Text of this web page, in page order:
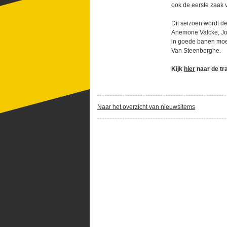
ook de eerste zaak
Dit seizoen wordt
Anemone Valcke,
in goede banen
Van Steenberghe.
Kijk hier naar de
Naar het overzicht van nieuwsitems